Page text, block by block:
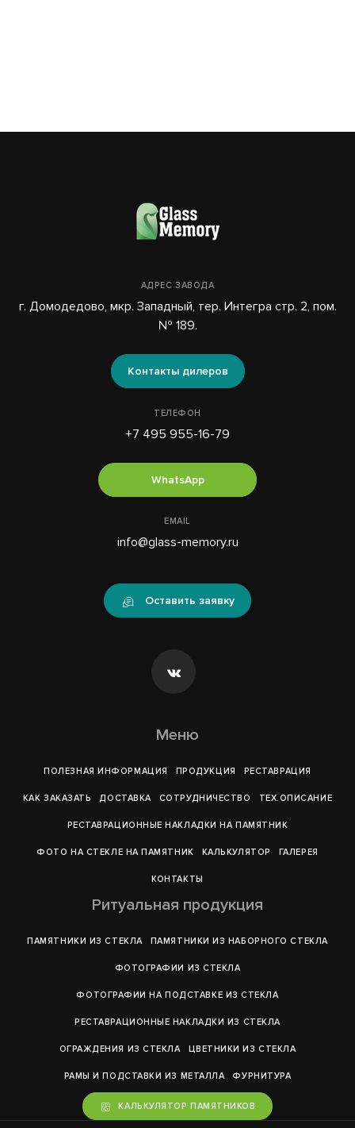
АДРЕС ЗАВОДА
г. Домодедово, мкр. Западный, тер. Интегра стр. 2, пом.
№ 189.
Контакты дилеров
ТЕЛЕФОН
+7 495 955-16-79
WhatsApp
EMAIL
info@glass-memory.ru
Оставить заявку
Меню
ПОЛЕЗНАЯ ИНФОРМАЦИЯ ПРОДУКЦИЯ РЕСТАВРАЦИЯ
КАК ЗАКАЗАТЬ ДОСТАВКА СОТРУДНИЧЕСТВО ТЕХ.ОПИСАНИЕ
РЕСТАВРАЦИОННЫЕ НАКЛАДКИ НА ПАМЯТНИК
ФОТО НА СТЕКЛЕ НА ПАМЯТНИК КАЛЬКУЛЯТОР ГАЛЕРEЯ
КОНТАКТЫ
Ритуальная продукция
ПАМЯТНИКИ ИЗ СТЕКЛА ПАМЯТНИКИ ИЗ НАБОРНОГО СТЕКЛА
ФОТОГРАФИИ ИЗ СТЕКЛА
ФОТОГРАФИИ НА ПОДСТАВКЕ ИЗ СТЕКЛА
РЕСТАВРАЦИОННЫЕ НАКЛАДКИ ИЗ СТЕКЛА
ОГРАЖДЕНИЯ ИЗ СТЕКЛА ЦВЕТНИКИ ИЗ СТЕКЛА
РАМЫ И ПОДСТАВКИ ИЗ МЕТАЛЛА ФУРНИТУРА
КАЛЬКУЛЯТОР ПАМЯТНИКОВ